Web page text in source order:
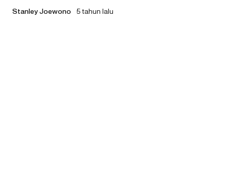
Stanley Joewono 5 tahun lalu